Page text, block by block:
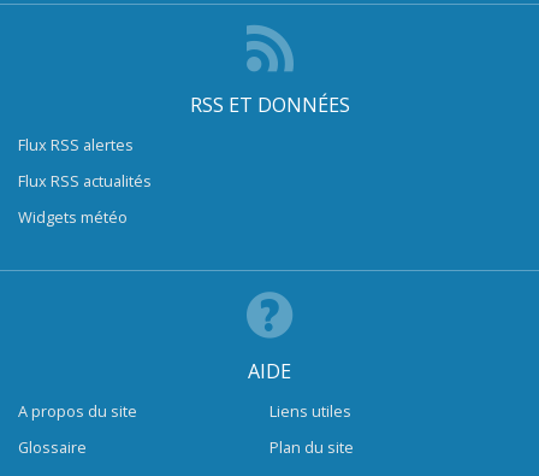
RSS ET DONNÉES
Flux RSS alertes
Flux RSS actualités
Widgets météo
AIDE
A propos du site
Glossaire
Liens utiles
Plan du site